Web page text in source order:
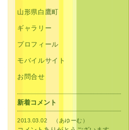
山形県白鷹町
ギャラリー
プロフィール
モバイルサイト
お問合せ
新着コメント
2013.03.02 （あゆーむ）